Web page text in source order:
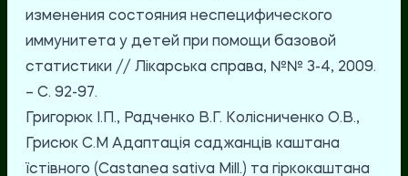
изменения состояния неспецифического
иммунитета у детей при помощи базовой
статистики // Лікарська справа, №№ 3-4, 2009.
– С. 92-97.
Григорюк І.П., Радченко В.Г. Колісниченко О.В.,
Грисюк С.М Адаптація саджанців каштана
їстівного (Castanea sativa Mill.) та гіркокаштана